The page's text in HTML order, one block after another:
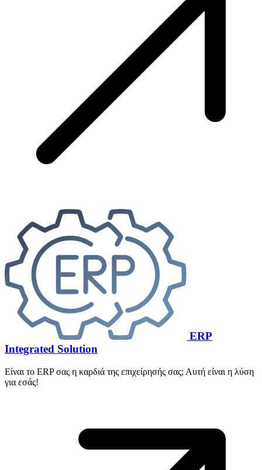
ERP
Integrated Solution
Είναι το ERP σας η καρδιά της επιχείρησής σας; Αυτή είναι η λύση
για εσάς!